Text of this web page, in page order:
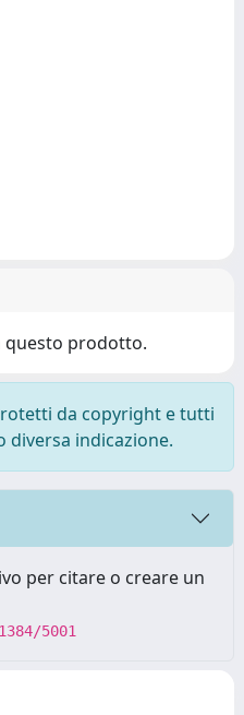
questo prodotto.
da copyright e tutti
diversa indicazione.
per citare o creare un
5001